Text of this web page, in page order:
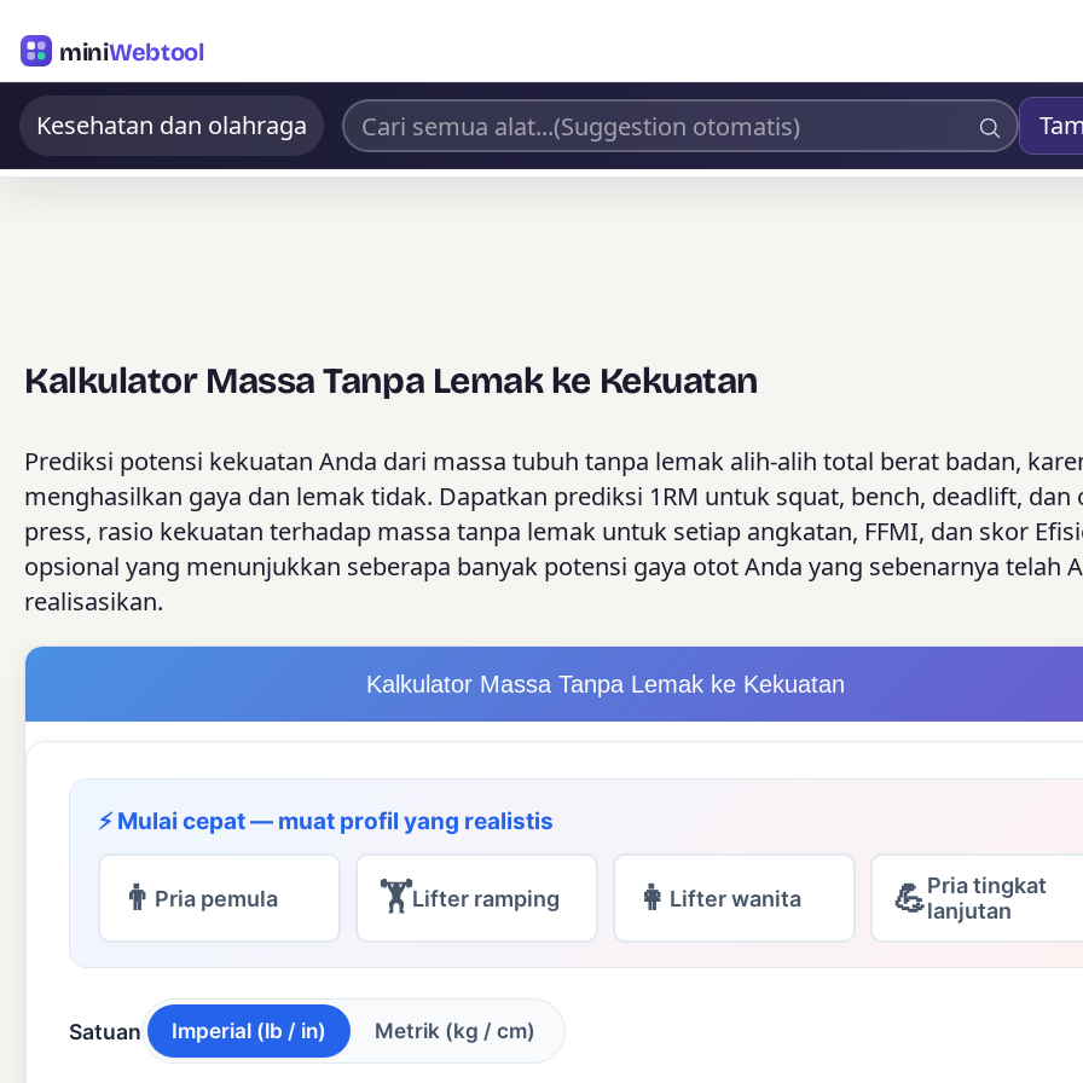
miniWebtool
Kesehatan dan olahraga
Kalkulator Massa Tanpa Lemak ke Kekuatan
Prediksi potensi kekuatan Anda dari massa tubuh tanpa lemak alih-alih total berat badan,
menghasilkan gaya dan lemak tidak. Dapatkan prediksi 1RM untuk squat, bench, deadlift, dan
press, rasio kekuatan terhadap massa tanpa lemak untuk setiap angkatan, FFMI, dan skor
opsional yang menunjukkan seberapa banyak potensi gaya otot Anda yang sebenarnya telah
realisasikan.
Kalkulator Massa Tanpa Lemak ke Kekuatan
⚡ Mulai cepat — muat profil yang realistis
👨 Pria pemula 🏋Lifter ramping 👩 Lifter wanita 💪Pria tingkat
lanjutan
Satuan Imperial (lb / in) Metrik (kg / cm)